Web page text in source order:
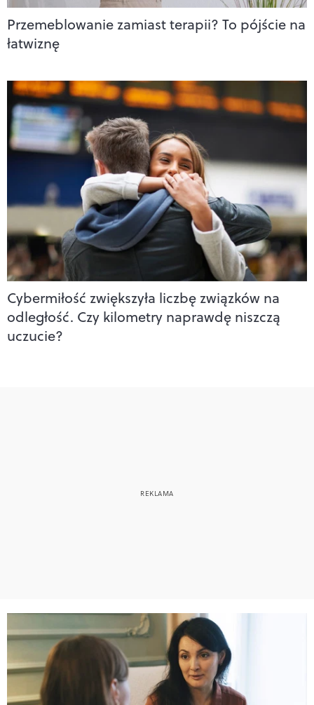
Przemeblowanie zamiast terapii? To pójście na
łatwiznę
Cybermiłość zwiększyła liczbę związków na
odległość. Czy kilometry naprawdę niszczą
uczucie?